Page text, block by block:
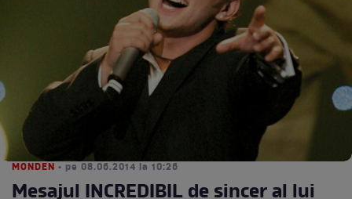
MONDEN • pe 08.06.2014 la 10:26
Mesajul INCREDIBIL de sincer al lui